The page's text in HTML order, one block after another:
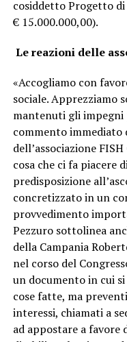
cosiddetto Progetto
€ 15.000.000,00).
Le reazioni delle
«Accogliamo con
sociale.
mantenuti gli impegni
commento immediato
dell’associazione
cosa che ci fa piacere
predisposizione
concretizzato in un
provvedimento
Pezzuro sottolinea
della Campania
nel corso del
un documento in cui
cose fatte, ma
interessi, chiamati a
ad appostare a favore